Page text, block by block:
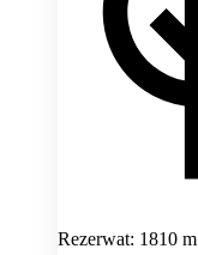
Rezerwat: 1810 m